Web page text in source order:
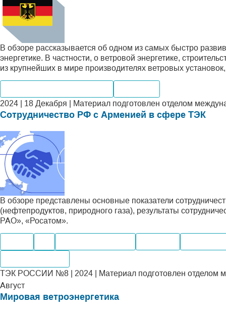
В обзоре рассказывается об одном из самых быстро
энергетике. В частности, о ветровой энергетике,
из крупнейших в мире производителях ветровых
2024 | 18 Декабря | Материал подготовлен отделом
Сотрудничество РФ с Арменией в сфере ТЭК
В обзоре представлены основные показатели
(нефтепродуктов, природного газа), результаты
РАО», «Росатом».
ТЭК РОССИИ №8 | 2024 | Материал подготовлен отделом
Август
Мировая ветроэнергетика